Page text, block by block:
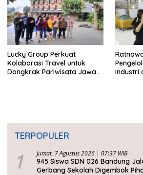
Lucky Group Perkuat
Kolaborasi Travel untuk
Dongkrak Pariwisata Jawa
Industri
TERPOPULER
1 Jumat, 7 Agustus 2026 | 07:37 WIB
945 Siswa SDN 026 Bandung
Gerbang Sekolah Digembok